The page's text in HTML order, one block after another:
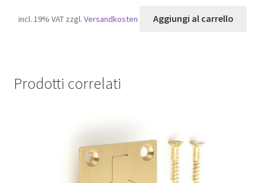
incl. 19% VAT zzgl. Versandkosten Aggiungi al carrello
Prodotti correlati